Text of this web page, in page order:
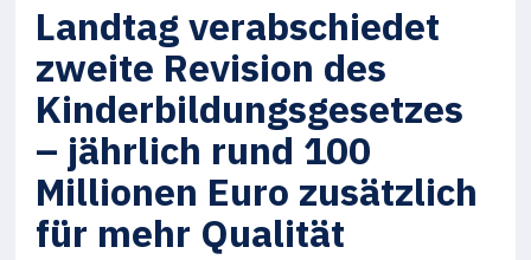
Landtag verabschiedet
zweite Revision des
Kinderbildungsgesetzes
– jährlich rund 100
Millionen Euro zusätzlich
für mehr Qualität